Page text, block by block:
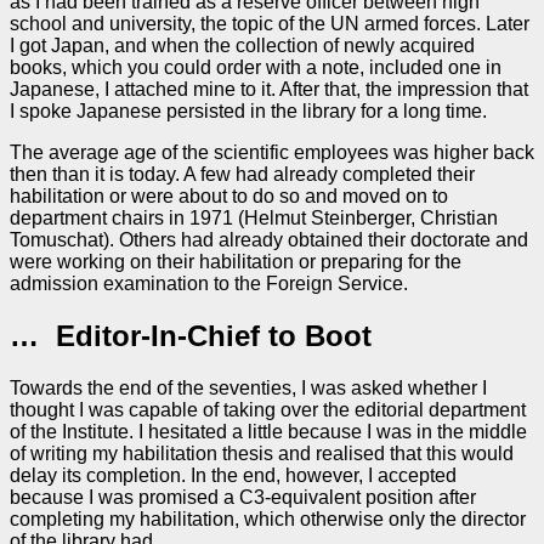
school and university, the topic of the UN armed forces. Later
I got Japan, and when the collection of newly acquired
books, which you could order with a note, included one in
Japanese, I attached mine to it. After that, the impression that
I spoke Japanese persisted in the library for a long time.
The average age of the scientific employees was higher back
then than it is today. A few had already completed their
habilitation or were about to do so and moved on to
department chairs in 1971 (Helmut Steinberger, Christian
Tomuschat). Others had already obtained their doctorate and
were working on their habilitation or preparing for the
admission examination to the Foreign Service.
… Editor-In-Chief to Boot
Towards the end of the seventies, I was asked whether I
thought I was capable of taking over the editorial department
of the Institute. I hesitated a little because I was in the middle
of writing my habilitation thesis and realised that this would
delay its completion. In the end, however, I accepted
because I was promised a C3-equivalent position after
completing my habilitation, which otherwise only the director